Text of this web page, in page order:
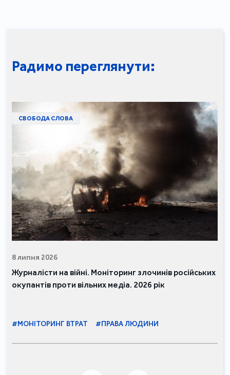
Радимо переглянути:
СВОБОДА СЛОВА
8 липня 2026
Журналісти на війні. Моніторинг злочинів російських
окупантів проти вільних медіа. 2026 рік
#МОНІТОРИНГ ВТРАТ #ПРАВА ЛЮДИНИ